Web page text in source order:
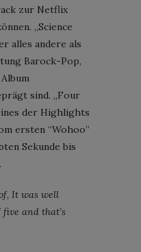
zur Netflix
„Science
alles andere als
Barock-Pop,
sind. „Four
der Highlights
ersten “Wohoo”
Sekunde bis
It was well
and that’s